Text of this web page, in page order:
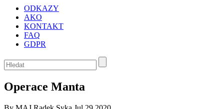
ODKAZY
AKO
KONTAKT
FAQ
GDPR
Operace Manta